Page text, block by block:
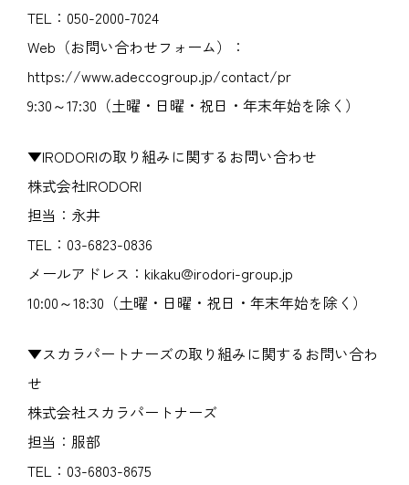
TEL：050-2000-7024
Web（お問い合わせフォーム）：
https://www.adeccogroup.jp/contact/pr
9:30～17:30（土曜・日曜・祝日・年末年始を除く）
▼IRODORIの取り組みに関するお問い合わせ
株式会社IRODORI
担当：永井
TEL：03-6823-0836
メールアドレス：kikaku@irodori-group.jp
10:00～18:30（土曜・日曜・祝日・年末年始を除く）
▼スカラパートナーズの取り組みに関するお問い合わ
せ
株式会社スカラパートナーズ
担当：服部
TEL：03-6803-8675